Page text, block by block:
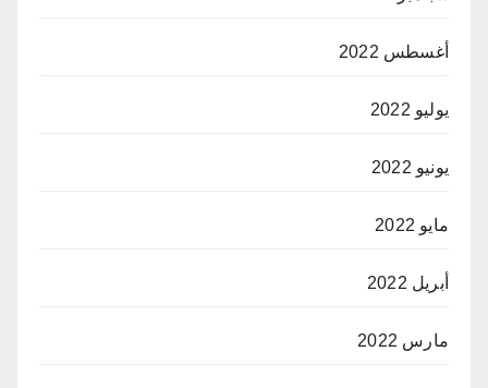
أغسطس 2022
يوليو 2022
يونيو 2022
مايو 2022
أبريل 2022
مارس 2022